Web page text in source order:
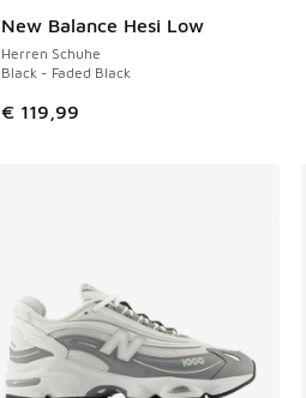
New Balance Hesi Low
Herren Schuhe
Black - Faded Black
€ 119,99